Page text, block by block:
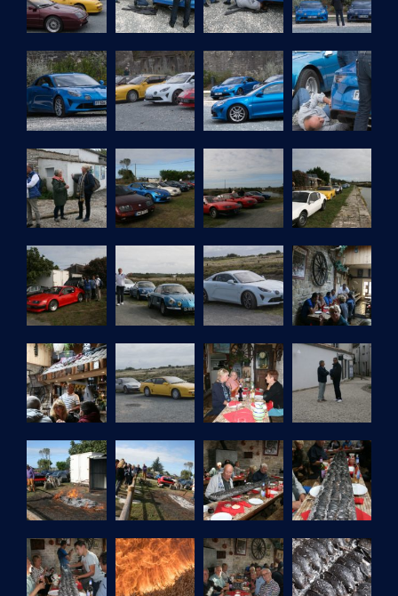
V
I
G
A
I